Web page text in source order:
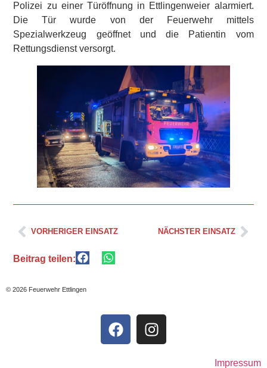
Polizei zu einer Türöffnung in Ettlingenweier alarmiert.
Die Tür wurde von der Feuerwehr mittels
Spezialwerkzeug geöffnet und die Patientin vom
Rettungsdienst versorgt.
VORHERIGER EINSATZ NÄCHSTER EINSATZ
Beitrag teilen:
© 2026 Feuerwehr Ettlingen
Impressum